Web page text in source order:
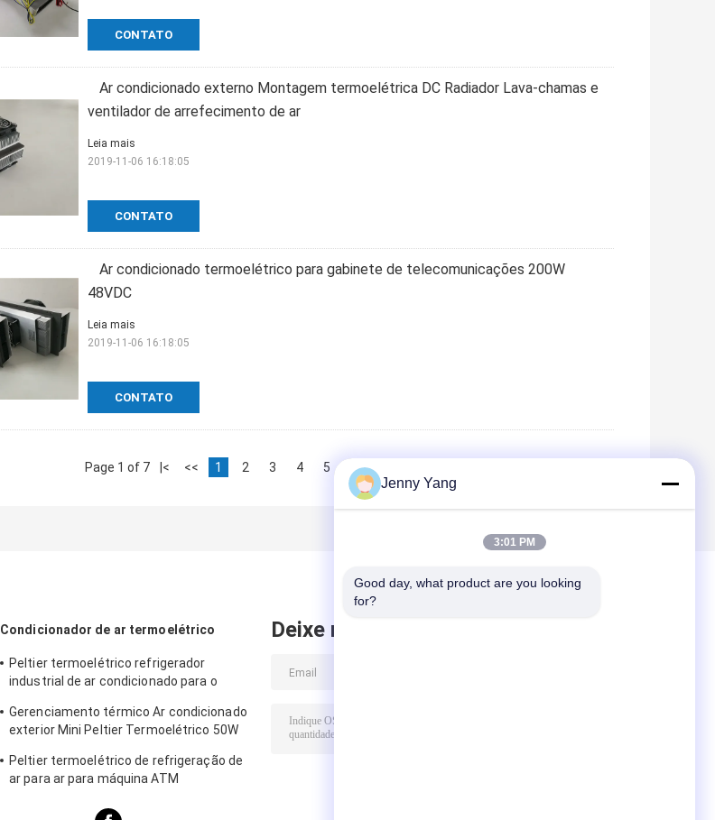
CONTATO
Ar condicionado externo Montagem termoelétrica DC Radiador Lava-chamas e
ventilador de arrefecimento de ar
CONTATO
Leia mais
2019-11-06 16:18:05
Ar condicionado termoelétrico para gabinete de telecomunicações 200W
48VDC
CONTATO
Leia mais
2019-11-06 16:18:05
Page 1 of 7 |< << 1 2 3 4 5 6
Condicionador de ar termoelétrico
Peltier termoelétrico refrigerador
industrial de ar condicionado para o
Gerenciamento térmico Ar condicionado
exterior Mini Peltier Termoelétrico 50W
Peltier termoelétrico de refrigeração de
ar para ar para máquina ATM
Deixe mensagem
Jenny Yang
3:01 PM
Good day, what product are you looking
for?